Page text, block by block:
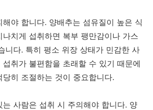
야 합니다. 양배추는 섬유질이 높은 식
나치게 섭취하면 복부 팽만감이나 가스
니다. 특히 평소 위장 상태가 민감한 사
섭취가 불편함을 초래할 수 있기 때문에
히 조절하는 것이 중요합니다.
는 사람은 섭취 시 주의해야 합니다. 양